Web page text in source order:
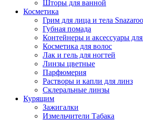
Шторы для ванной
Косметика
Грим для лица и тела Snazaroo
Губная помада
Контейнеры и аксессуары
Косметика для волос
Лак и гель для ногтей
Линзы цветные
Парфюмерия
Растворы и капли для линз
Склеральные линзы
Курящим
Зажигалки
Измельчители Табака